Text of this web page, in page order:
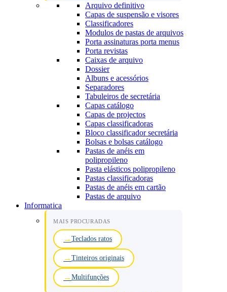
Arquivo definitivo
Capas de suspensão e visores
Classificadores
Modulos de pastas de arquivos
Porta assinaturas porta menus
Porta revistas
Caixas de arquivo
Dossier
Albuns e acessórios
Separadores
Tabuleiros de secretária
Capas catálogo
Capas de projectos
Capas classificadoras
Bloco classificador secretária
Bolsas e bolsas catálogo
Pastas de anéis em
polipropileno
Pasta elásticos polipropileno
Pastas classificadoras
Pastas de anéis em cartão
Pastas de arquivo
Informatica
MAIS PROCURADAS
Teclados ratos
Tinteiros originais
Multifunções